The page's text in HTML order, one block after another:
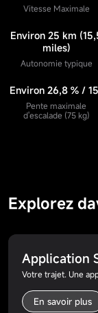
Vitesse Maximale
Environ 25 km
miles)
Autonomie typique
Environ 26,8 % /
Pente maximale
d'escalade (75 kg)
Explorez
Application
Votre trajet. Une
En savoir plus